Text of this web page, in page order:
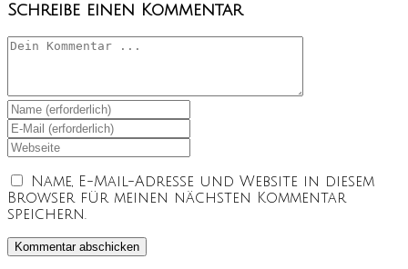
Schreibe einen Kommentar
Kommentieren
Gib
deinen
Namen
oder
Benutzernamen
zum
Kommentieren
ein
Gib
deine
E-
Mail-
Adresse
zum
Kommentieren
ein
Gib
deine
Website-
URL
ein
Name, E-Mail-Adresse und Website in diesem
Browser für meinen nächsten Kommentar
speichern.